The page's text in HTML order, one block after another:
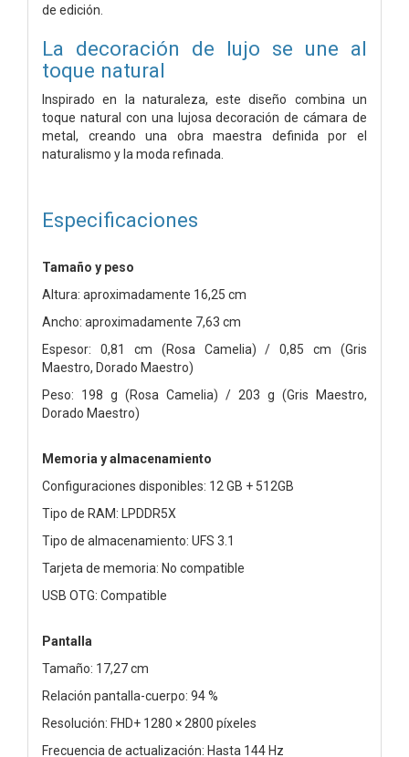
de edición.
La decoración de lujo se une al
toque natural
Inspirado en la naturaleza, este diseño combina un
toque natural con una lujosa decoración de cámara de
metal, creando una obra maestra definida por el
naturalismo y la moda refinada.
Especificaciones
Tamaño y peso
Altura: aproximadamente 16,25 cm
Ancho: aproximadamente 7,63 cm
Espesor: 0,81 cm (Rosa Camelia) / 0,85 cm (Gris
Maestro, Dorado Maestro)
Peso: 198 g (Rosa Camelia) / 203 g (Gris Maestro,
Dorado Maestro)
Memoria y almacenamiento
Configuraciones disponibles: 12 GB + 512GB
Tipo de RAM: LPDDR5X
Tipo de almacenamiento: UFS 3.1
Tarjeta de memoria: No compatible
USB OTG: Compatible
Pantalla
Tamaño: 17,27 cm
Relación pantalla-cuerpo: 94 %
Resolución: FHD+ 1280 × 2800 píxeles
Frecuencia de actualización: Hasta 144 Hz